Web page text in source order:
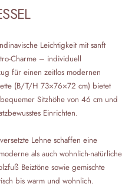
Leichtigkeit mit sanft
– individuell
für einen zeitlos modernen
(B/T/H 73×76×72 cm) bietet
Sitzhöhe von 46 cm und
Einrichten.
Lehne schaffen eine
als auch wohnlich‑natürliche
Beiztöne sowie gemischte
bis warm und wohnlich.